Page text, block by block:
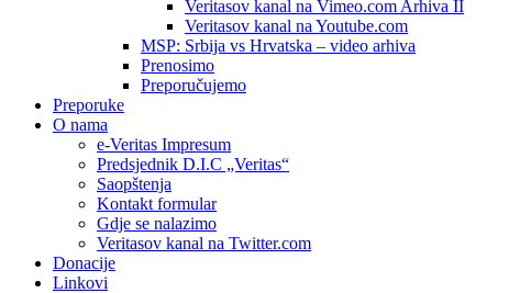
Veritasov kanal na Vimeo.com Arhiva II
Veritasov kanal na Youtube.com
MSP: Srbija vs Hrvatska – video arhiva
Prenosimo
Preporučujemo
Preporuke
O nama
e-Veritas Impresum
Predsjednik D.I.C „Veritas“
Saopštenja
Kontakt formular
Gdje se nalazimo
Veritasov kanal na Twitter.com
Donacije
Linkovi